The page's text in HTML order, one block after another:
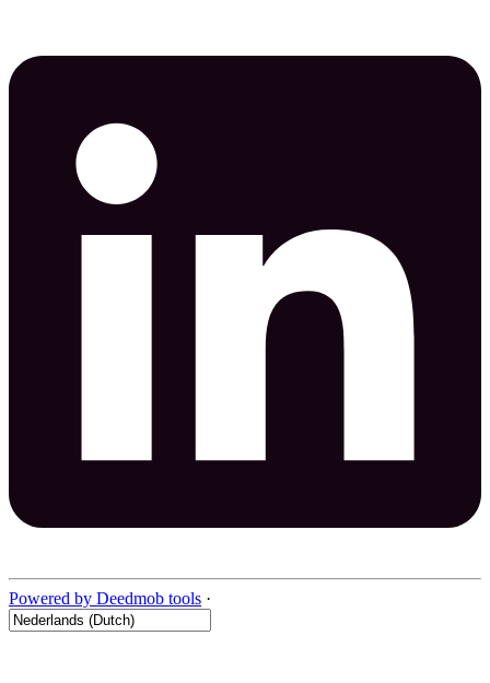
Powered by Deedmob tools ·